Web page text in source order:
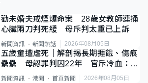
勸未婚夫戒煙爆命案 28歲女教師連捅
心臟兩刀判死緩 母斥判太重已上訴
新聞資訊 新聞熱話 2026年08月05日
五歲童遭虐死｜解剖揭長期捱餓、傷痕
纍纍 母認罪判囚22年 官斥冷血：同
類案最惡劣
新聞資訊 港聞 首頁新聞 2026年08月05日